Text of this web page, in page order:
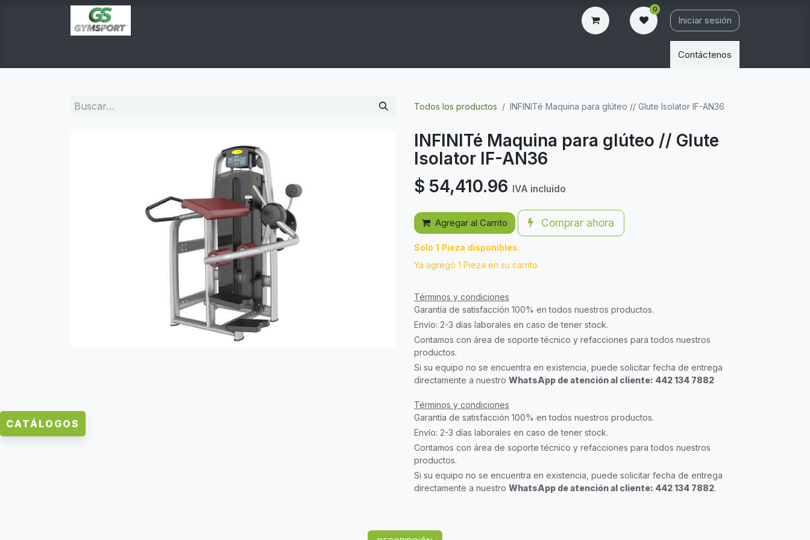
0
Iniciar sesión
Contáctenos
Todos los productos INFINITé Maquina para glúteo // Glute Isolator IF-AN36
INFINITé Maquina para glúteo // Glute
Isolator IF-AN36
$ 54,410.96 IVA incluido
Agregar al Carrito Comprar ahora
Solo 1 Pieza disponibles.
Ya agregó 1 Pieza en su carrito.
Términos y condiciones
Garantía de satisfacción 100% en todos nuestros productos.
Envío: 2-3 días laborales en caso de tener stock.
Contamos con área de soporte técnico y refacciones para todos nuestros
productos.
Si su equipo no se encuentra en existencia, puede solicitar fecha de entrega
directamente a nuestro WhatsApp de atención al cliente: 442 134 7882
Términos y condiciones
Garantía de satisfacción 100% en todos nuestros productos.
Envío: 2-3 días laborales en caso de tener stock.
Contamos con área de soporte técnico y refacciones para todos nuestros
productos.
Si su equipo no se encuentra en existencia, puede solicitar fecha de entrega
directamente a nuestro WhatsApp de atención al cliente: 442 134 7882.
CATÁLOGOS